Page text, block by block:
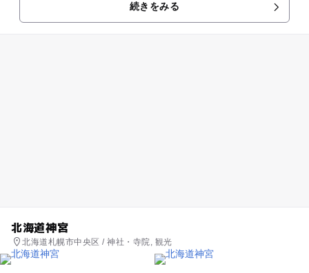
続きをみる
北海道神宮
北海道札幌市中央区 / 神社・寺院, 観光